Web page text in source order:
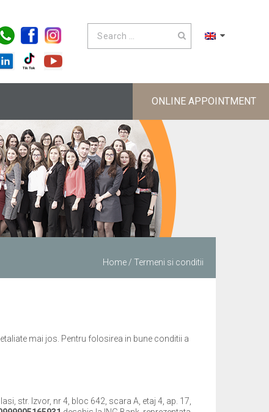
ONLINE APPOINTMENT
Home / Termeni si conditii
mai jos. Pentru folosirea in bune conditii a
str. Izvor, nr 4, bloc 642, scara A, etaj 4, ap. 17,